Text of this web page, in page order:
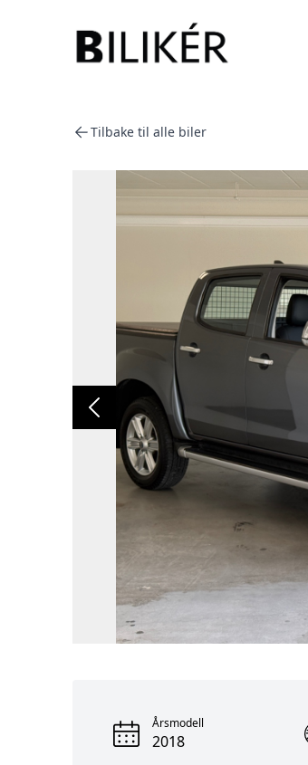
Tilbake til alle biler
Årsmodell
2018